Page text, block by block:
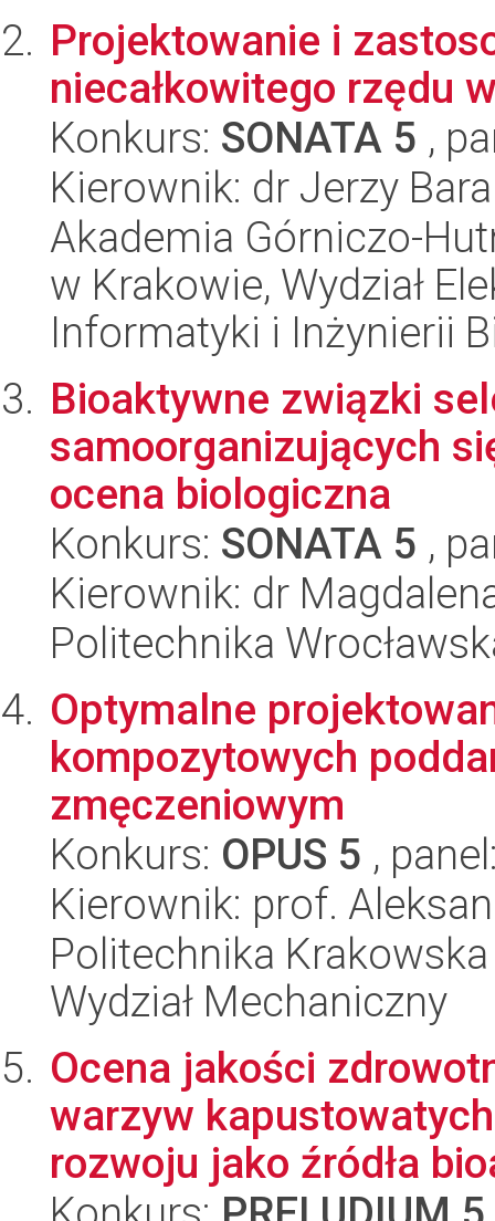
Projektowanie i
niecałkowitego rzędu
Konkurs: SONATA 5 ,
Kierownik: dr Jerzy
Akademia Górniczo-
w Krakowie, Wydział
Informatyki i Inżynierii
Bioaktywne związki
samoorganizujących
ocena biologiczna
Konkurs: SONATA 5 ,
Kierownik: dr
Politechnika
Optymalne
kompozytowych
zmęczeniowym
Konkurs: OPUS 5 ,
Kierownik: prof.
Politechnika
Wydział Mechaniczny
Ocena jakości
warzyw
rozwoju jako źródła